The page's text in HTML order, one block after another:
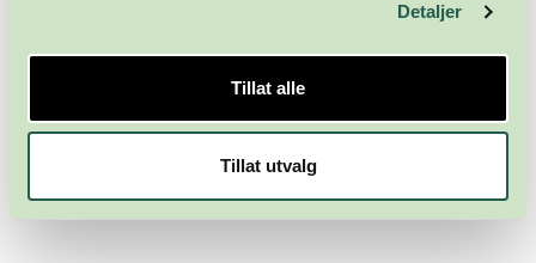
Detaljer
Tillat alle
Tillat utvalg